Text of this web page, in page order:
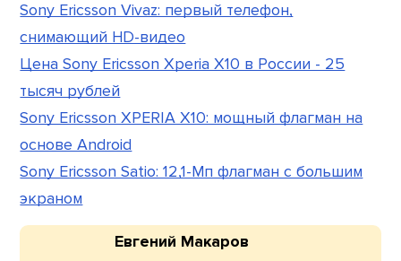
Sony Ericsson Vivaz: первый телефон,
снимающий HD-видео
Цена Sony Ericsson Xperia X10 в России - 25
тысяч рублей
Sony Ericsson XPERIA X10: мощный флагман на
основе Android
Sony Ericsson Satio: 12,1-Мп флагман с большим
экраном
Евгений Макаров